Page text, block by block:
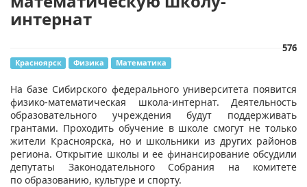
интернат
576
Красноярск Физика Математика
На базе Сибирского федерального университета появится
физико-математическая школа-интернат. Деятельность
образовательного учреждения будут поддерживать
грантами. Проходить обучение в школе смогут не только
жители Красноярска, но и школьники из других районов
региона. Открытие школы и ее финансирование обсудили
депутаты Законодательного Собрания на комитете
по образованию, культуре и спорту.